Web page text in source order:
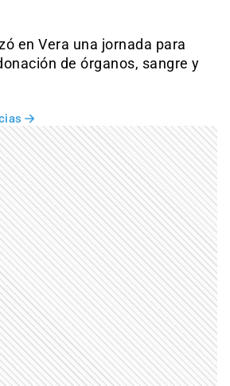
en Vera una jornada para
de órganos, sangre y